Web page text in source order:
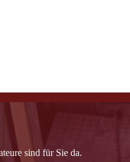
sind für Sie da.